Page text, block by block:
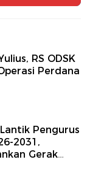
RS ODSK
Perdana
Pengurus
2031,
Gerak